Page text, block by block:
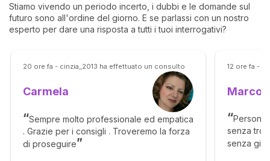
Stiamo vivendo un periodo incerto, i dubbi e le domande sul
futuro sono all'ordine del giorno. E se parlassi con un nostro
esperto per dare una risposta a tutti i tuoi interrogativi?
20 ore fa - cinzia_2013 ha effettuato un consulto
Carmela
Sempre molto professionale ed empatica
. Grazie per i consigli . Troveremo la forza
di proseguire
12 ore fa -
Marco
Persona
senza
senza